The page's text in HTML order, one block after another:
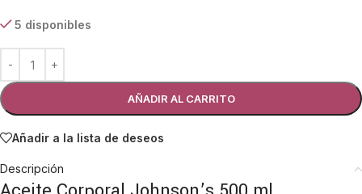
5 disponibles
AÑADIR AL CARRITO
Añadir a la lista de deseos
Descripción